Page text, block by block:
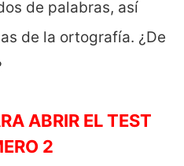
de palabras, así
de la ortografía. ¿De
ABRIR EL TEST
2